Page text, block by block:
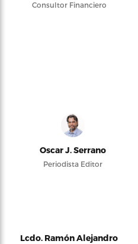
Consultor Financiero
Oscar J. Serrano
Periodista Editor
Lcdo. Ramón Alejandro